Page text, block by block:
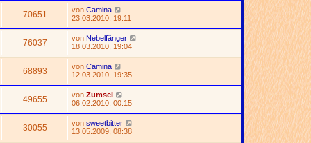
70651 von Camina
23.03.2010, 19:11
76037 von Nebelfänger
18.03.2010, 19:04
68893 von Camina
12.03.2010, 19:35
49655 von Zumsel
06.02.2010, 00:15
30055 von sweetbitter
13.05.2009, 08:38